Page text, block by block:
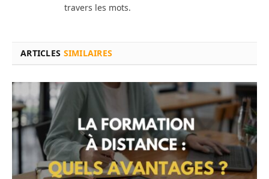
travers les mots.
ARTICLES SIMILAIRES